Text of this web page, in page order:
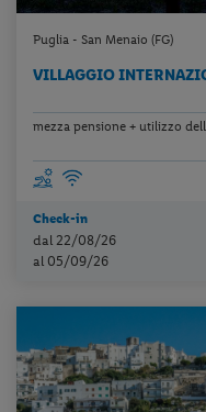
Puglia - San Menaio (FG)
VILLAGGIO
mezza pensione + utilizzo
Check-in
dal 22/08/26
al 05/09/26